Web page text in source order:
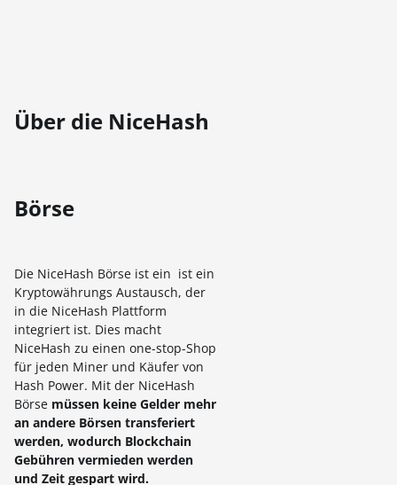
Über die NiceHash
Börse
Die NiceHash Börse ist ein ist ein
Kryptowährungs Austausch, der
in die NiceHash Plattform
integriert ist. Dies macht
NiceHash zu einen one-stop-Shop
für jeden Miner und Käufer von
Hash Power. Mit der NiceHash
Börse müssen keine Gelder mehr
an andere Börsen transferiert
werden, wodurch Blockchain
Gebühren vermieden werden
und Zeit gespart wird.